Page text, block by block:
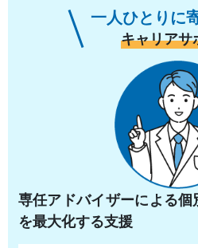
一人ひとりに
キャリアサ
専任アドバイザーによる
を最大化する支援